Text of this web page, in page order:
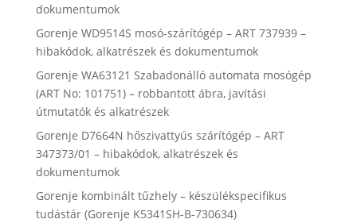
dokumentumok
Gorenje WD9514S mosó-szárítógép – ART 737939 –
hibakódok, alkatrészek és dokumentumok
Gorenje WA63121 Szabadonálló automata mosógép
(ART No: 101751) – robbantott ábra, javítási
útmutatók és alkatrészek
Gorenje D7664N hőszivattyús szárítógép – ART
347373/01 – hibakódok, alkatrészek és
dokumentumok
Gorenje kombinált tűzhely – készülékspecifikus
tudástár (Gorenje K5341SH-B-730634)